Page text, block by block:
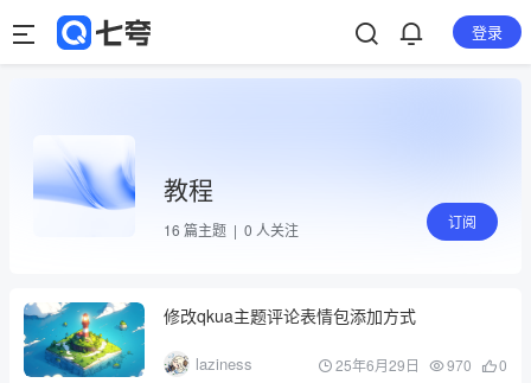
登录
教程
16 篇主题 | 0 人关注 订阅
修改qkua主题评论表情包添加方式
laziness 25年6月29日 970 0